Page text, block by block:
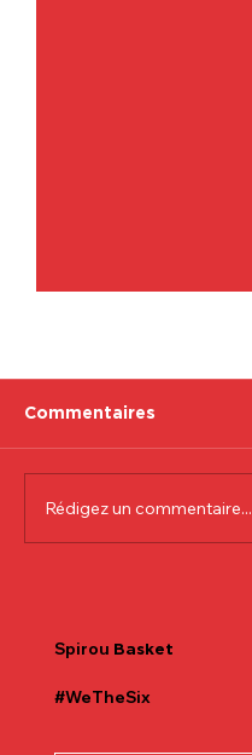
Commentaires
Rédigez un commentaire...
Spirou Basket
#WeTheSix